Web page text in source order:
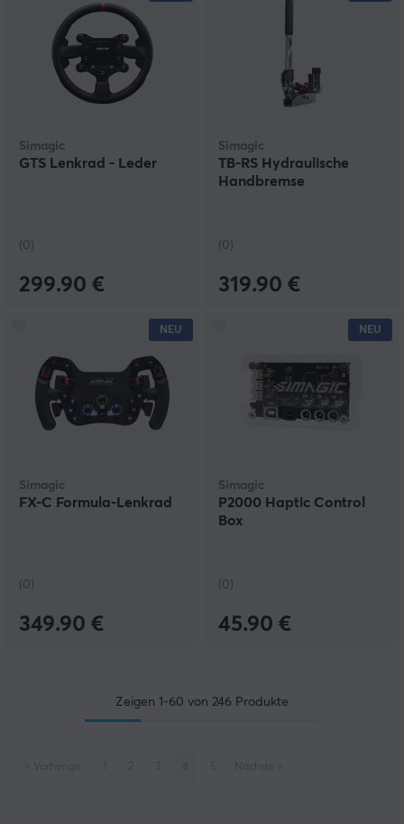
Simagic
GTS Lenkrad - Leder
(0)
299.90 €
Simagic
TB-RS Hydraulische
Handbremse
(0)
319.90 €
NEU
Simagic
FX-C Formula-Lenkrad
(0)
349.90 €
NEU
Simagic
P2000 Haptic Control
Box
(0)
45.90 €
Zeigen 1-60 von 246 Produkte